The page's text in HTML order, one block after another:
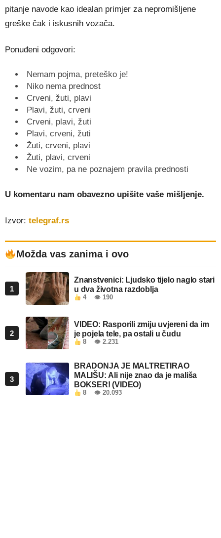
pitanje navode kao idealan primjer za nepromišljene
greške čak i iskusnih vozača.
Ponuđeni odgovori:
Nemam pojma, preteško je!
Niko nema prednost
Crveni, žuti, plavi
Plavi, žuti, crveni
Crveni, plavi, žuti
Plavi, crveni, žuti
Žuti, crveni, plavi
Žuti, plavi, crveni
Ne vozim, pa ne poznajem pravila prednosti
U komentaru nam obavezno upišite vaše mišljenje.
Izvor: telegraf.rs
Možda vas zanima i ovo
1
Znanstvenici: Ljudsko tijelo naglo stari
u dva životna razdoblja
4 👁 190
2
VIDEO: Rasporili zmiju uvjereni da im
je pojela tele, pa ostali u čudu
8 👁 2.231
3
BRADONJA JE MALTRETIRAO
MALIŠU: Ali nije znao da je mališa
BOKSER! (VIDEO)
8 👁 20.093